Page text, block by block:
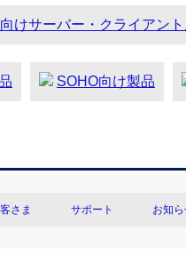
けサーバー・クライアン
SOHO向け製品
さま サポート お知